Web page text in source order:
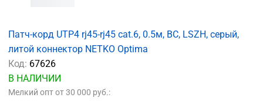
Патч-корд UTP4 rj45-rj45 cat.6, 0.5м, BC, LSZH, серый,
литой коннектор NETKO Optima
Код: 67626
В НАЛИЧИИ
Мелкий опт от 30 000 руб.: